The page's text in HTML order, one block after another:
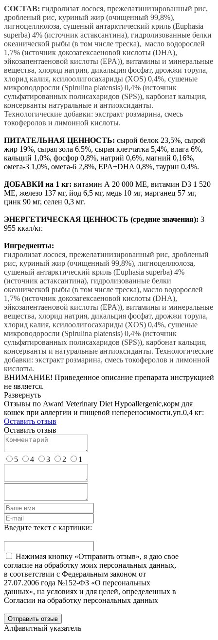
СОСТАВ: гидролизат лосося, прежелатинизированный рис,
дробленый рис, куриный жир (очищенный 99,8%),
лигноцеллюлоза, сушеный антарктический криль (Euphasia
superba) 4% (источник астаксантина), гидролизованные белки
океанической рыбы (в том числе треска), масло водорослей
1,7% (источник докозагексаеновой кислоты (DHA),
эйкозапентаеновой кислоты (EPA)), витамины и минеральные
вещества, хлорид натрия, дикальция фосфат, дрожжи торула,
хлорид калия, ксилоолигосахариды (XOS) 0,4%, сушеные
микроводоросли (Spirulina platensis) 0,4% (источник
сульфатированных полисахаридов (SPS)), карбонат кальция,
консерванты натуральные и антиоксиданты.
Технологические добавки: экстракт розмарина, смесь
токоферолов и лимонной кислоты.
ПИТАТЕЛЬНАЯ ЦЕННОСТЬ: сырой белок 23,5%, сырой
жир 19%, сырая зола 6.5%, сырая клетчатка 5,4%, влага 6%,
кальций 1,0%, фосфор 0,8%, натрий 0,6%, магний 0,16%,
омега-3 1,0%, омега-6 2,8%, EPA+DHA 0,8%, таурин 0,4%.
ДОБАВКИ на 1 кг: витамин А 20 000 МЕ, витамин D3 1 520
МЕ, железо 137 мг, йод 6,5 мг, медь 10 мг, марганец 57 мг,
цинк 90 мг, селен 0,3 мг.
ЭНЕРГЕТИЧЕСКАЯ ЦЕННОСТЬ (средние значения): 3
955 ккал/кг.
Ингредиенты:
гидролизат лосося, прежелатинизированный рис, дробленый
рис, куриный жир (очищенный 99,8%), лигноцеллюлоза,
сушеный антарктический криль (Euphasia superba) 4%
(источник астаксантина), гидролизованные белки
океанической рыбы (в том числе треска), масло водорослей
1,7% (источник докозагексаеновой кислоты (DHA),
эйкозапентаеновой кислоты (EPA)), витамины и минеральные
вещества, хлорид натрия, дикальция фосфат, дрожжи торула,
хлорид калия, ксилоолигосахариды (XOS) 0,4%, сушеные
микроводоросли (Spirulina platensis) 0,4% (источник
сульфатированных полисахаридов (SPS)), карбонат кальция,
консерванты и натуральные антиоксиданты. Технологические
добавки: экстракт розмарина, смесь токоферолов и лимонной
кислоты.
ВНИМАНИЕ! Приведенное описание препарата инструкцией
не является.
Развернуть
Отзывы по Award Veterinary Diet Hypoallergenic,корм для
кошек при аллергии и пищевой непереносимости,уп.0,4 кг:
Оставить отзыв
Оставить отзыв
5 4 3 2 1
Введите текст с картинки:
Нажимая кнопку «Отправить отзыв», я даю свое
согласие на обработку моих персональных данных,
в соответствии с Федеральным законом от
27.07.2006 года №152-ФЗ «О персональных
данных», на условиях и для целей, определенных в
Согласии на обработку персональных данных
Отправить отзыв
Алфавитный указатель